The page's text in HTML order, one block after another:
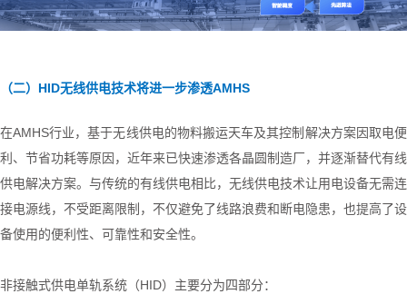
（二） HID无线供电技术将进一步渗透AMHS
在AMHS行业，基于无线供电的物料搬运天车及其控制解决方案因取电便
利、节省功耗等原因，近年来已快速渗透各晶圆制造厂，并逐渐替代有线
供电解决方案。与传统的有线供电相比，无线供电技术让用电设备无需连
接电源线，不受距离限制，不仅避免了线路浪费和断电隐患，也提高了设
备使用的便利性、可靠性和安全性。
非接触式供电单轨系统（HID）主要分为四部分：